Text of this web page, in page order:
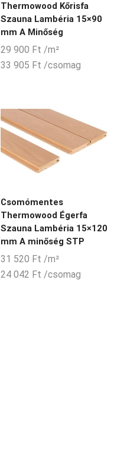
Thermowood Kőrisfa
Szauna Lambéria 15×90
mm A Minőség
29 900 Ft /m²
33 905 Ft /csomag
Csomómentes
Thermowood Égerfa
Szauna Lambéria 15×120
mm A minőség STP
31 520 Ft /m²
24 042 Ft /csomag